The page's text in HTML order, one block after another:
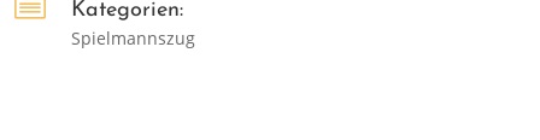

Kategorien:
Spielmannszug